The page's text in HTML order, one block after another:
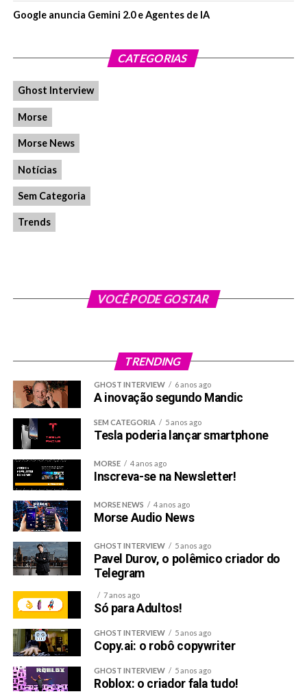
Google anuncia Gemini 2.0 e Agentes de IA
CATEGORIAS
Ghost Interview
Morse
Morse News
Notícias
Sem Categoria
Trends
VOCÊ PODE GOSTAR
TRENDING
GHOST INTERVIEW 6 anos ago
A inovação segundo Mandic
SEM CATEGORIA 5 anos ago
Tesla poderia lançar smartphone
MORSE 4 anos ago
Inscreva-se na Newsletter!
MORSE NEWS 4 anos ago
Morse Audio News
GHOST INTERVIEW 5 anos ago
Pavel Durov, o polêmico criador do
Telegram
7 anos ago
Só para Adultos!
GHOST INTERVIEW 5 anos ago
Copy.ai: o robô copywriter
GHOST INTERVIEW 5 anos ago
Roblox: o criador fala tudo!